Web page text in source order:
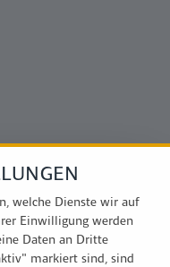
welche Dienste wir auf
Einwilligung werden
Daten an Dritte
markiert sind, sind